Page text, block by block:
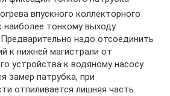
впускного коллекторного
наиболее тонкому выходу
надо отсоединить
к нижней магистрали от
устройства к водяному насосу.
замер патрубка, при
отпиливается лишняя часть.